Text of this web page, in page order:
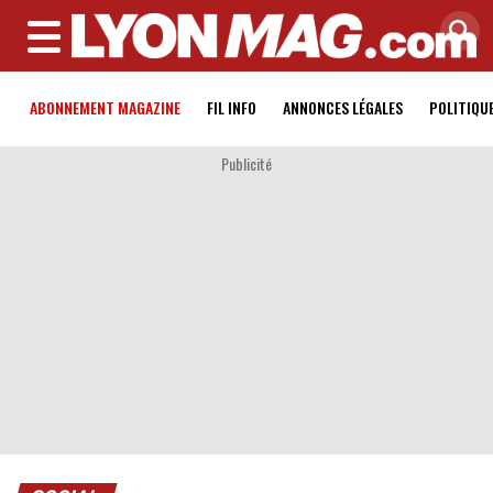
MENU
ABONNEMENT MAGAZINE FIL INFO ANNONCES LÉGALES
Publicité